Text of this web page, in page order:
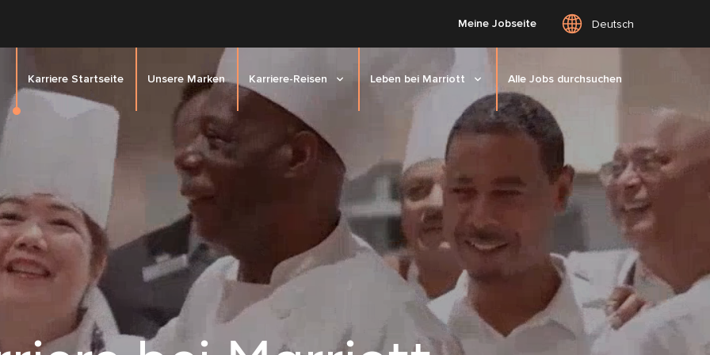
Meine Jobseite Deutsch
Karriere Startseite Unsere Marken Karriere-Reisen Leben bei Marriott Alle Jobs durchsuchen